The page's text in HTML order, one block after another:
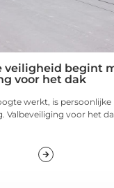
veiligheid begint
voor het dak
werkt, is
Valbeveiliging voor het